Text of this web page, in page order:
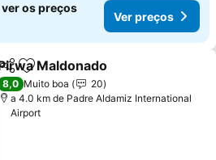
os preços
Ver preços
Adicionar aos favoritos
Maldonado
8,0 Muito boa
20
a 4.0 km de Padre Aldamiz International
Airport